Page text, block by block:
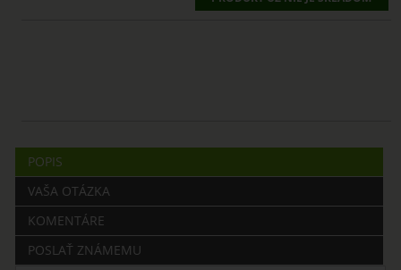
POPIS
VAŠA OTÁZKA
KOMENTÁRE
POSLAŤ ZNÁMEMU